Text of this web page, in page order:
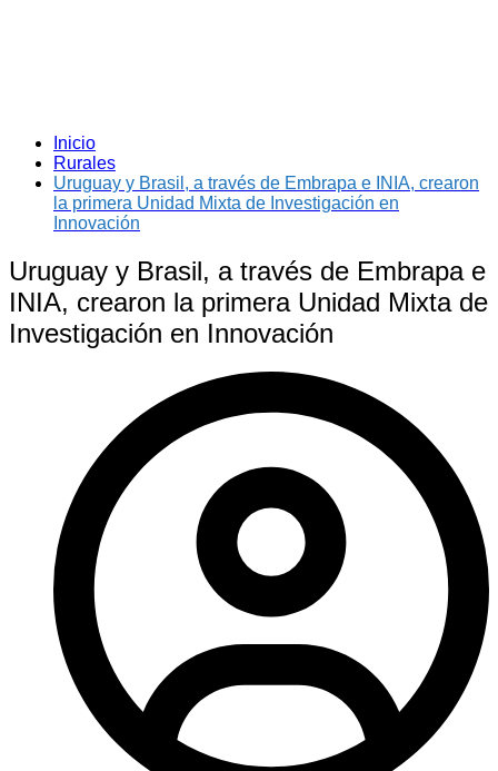
Inicio
Rurales
Uruguay y Brasil, a través de Embrapa e INIA, crearon
la primera Unidad Mixta de Investigación en
Innovación
Uruguay y Brasil, a través de Embrapa e
INIA, crearon la primera Unidad Mixta de
Investigación en Innovación